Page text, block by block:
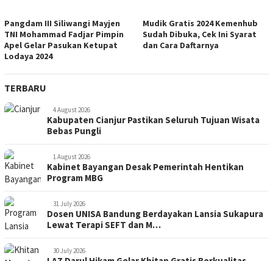
Pangdam III Siliwangi Mayjen
TNI Mohammad Fadjar Pimpin
Apel Gelar Pasukan Ketupat
Lodaya 2024
Mudik Gratis 2024 Kemenhub
Sudah Dibuka, Cek Ini Syarat
dan Cara Daftarnya
TERBARU
4 August 2026
Kabupaten Cianjur Pastikan Seluruh Tujuan Wisata
Bebas Pungli
1 August 2026
Kabinet Bayangan Desak Pemerintah Hentikan
Program MBG
31 July 2026
Dosen UNISA Bandung Berdayakan Lansia Sukapura
Lewat Terapi SEFT dan M…
30 July 2026